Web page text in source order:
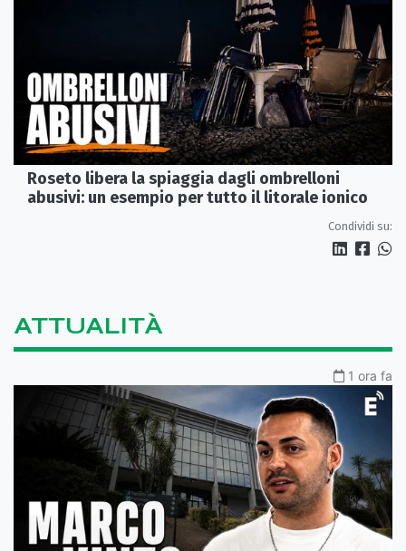
Roseto libera la spiaggia dagli ombrelloni
abusivi: un esempio per tutto il litorale ionico
Condividi su:
ATTUALITÀ
1 ora fa